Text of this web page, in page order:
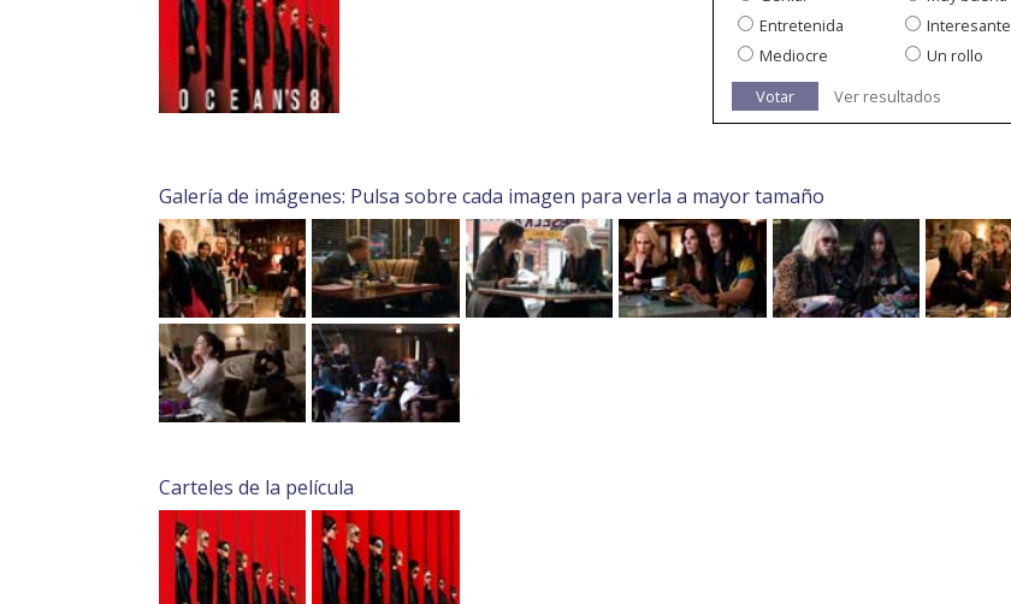
Entretenida
Interesante
Mediocre
Un rollo
Votar
Ver resultados
Galería de imágenes: Pulsa sobre cada imagen para verla a mayor tamaño
Carteles de la película